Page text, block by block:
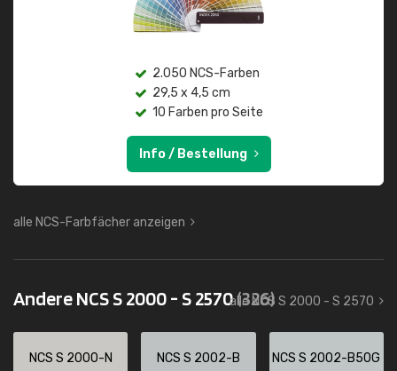
2.050 NCS-Farben
29,5 x 4,5 cm
10 Farben pro Seite
Info / Bestellung
alle NCS-Farbfächer anzeigen
Andere NCS S 2000 - S 2570(326)
alle NCS S 2000 - S 2570
NCS S 2000-N NCS S 2002-B NCS S 2002-B50G